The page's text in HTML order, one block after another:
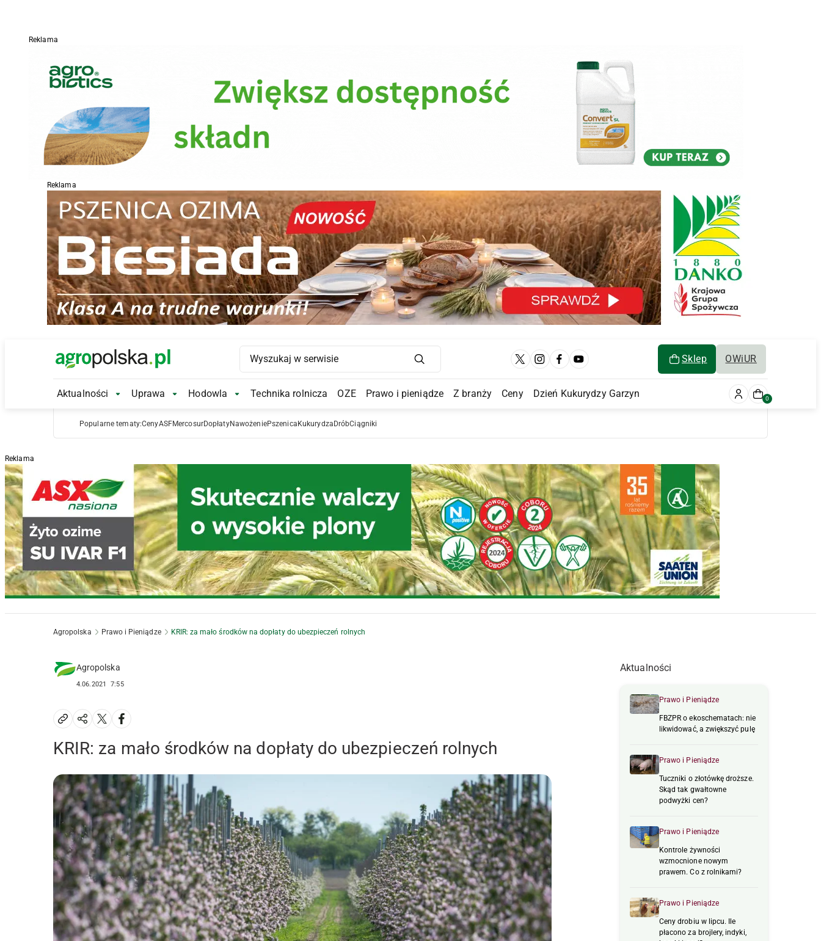
Reklama
Reklama
Main Logo Sklep OWiUR
Main Navigation
Aktualności Aktualności Submenu
Uprawa Uprawa Submenu
Hodowla Hodowla Submenu
Technika rolnicza OZE Prawo i pieniądze Z branży Ceny Dzień Kukurydzy Garzyn 0
Popularne tematy:CenyASFMercosurDopłatyNawożeniePszenica Kukurydza DróbCiągniki
Reklama
Agropolska Prawo i Pieniądze KRIR: za mało środków na dopłaty do ubezpieczeń rolnych
Agropolska
4.06.2021 7:55
KRIR: za mało środków na dopłaty do ubezpieczeń rolnych
Aktualności
Prawo i Pieniądze
FBZPR o ekoschematach: nie
likwidować, a zwiększyć pulę
Prawo i Pieniądze
Tuczniki o złotówkę droższe.
Skąd tak gwałtowne
podwyżki cen?
Prawo i Pieniądze
Kontrole żywności
wzmocnione nowym
prawem. Co z rolnikami?
Prawo i Pieniądze
Ceny drobiu w lipcu. Ile
płacono za brojlery, indyki,